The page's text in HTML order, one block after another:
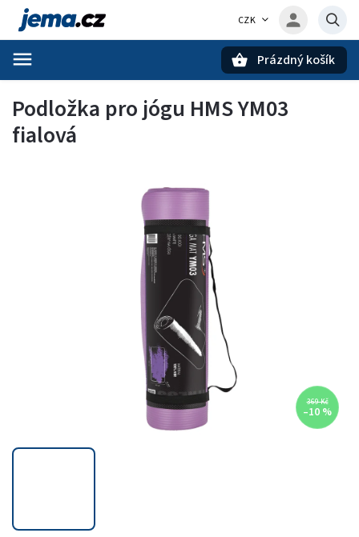
CZK
Prázdný košík
Podložka pro jógu HMS YM03
fialová
369 Kč
–10 %